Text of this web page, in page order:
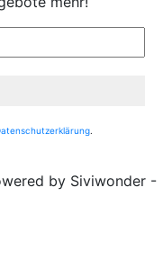
.
by Siviwonder -